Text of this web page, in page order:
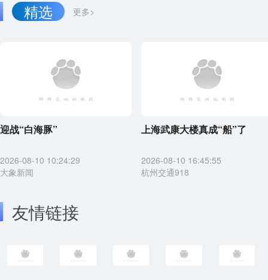
更多>
精选
迎战“白海豚”
2026-08-10 10:24:29
大象新闻
上海武康大楼真成“船”了
2026-08-10 16:45:55
杭州交通918
友情链接